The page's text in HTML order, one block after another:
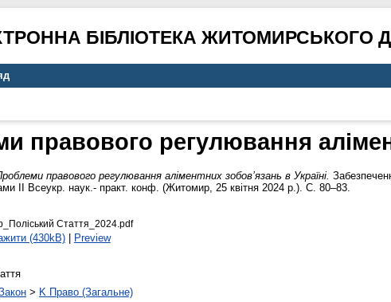
БІБЛІОТЕКА ЖИТОМИРСЬКОГО
правового регулювання
правового регулювання аліментних зобов’язань в Україні.
ІІ Всеукр. наук.- практ. конф. (Житомир, 25 квітня 2024 р.). С. 80–83.
Стаття_2024.pdf
(430kB)| Preview
> K Право (Загальне)